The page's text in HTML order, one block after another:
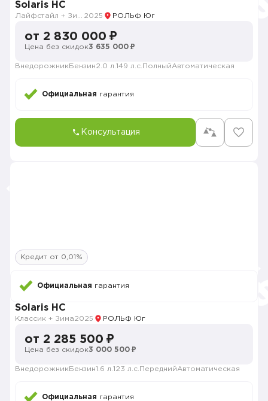
Solaris HC
2025 РОЛЬФ Юг
от 2 830 000 ₽
Цена без скидок3 635 000 ₽
Внедорожник Бензин2.0 л. 149 л.с. ПолныйАвтоматическая
Официальная гарантия
Консультация
Кредит от 0,01%
Официальная гарантия
Solaris HC
Классик + Зима2025 РОЛЬФ Юг
от 2 285 500 ₽
Цена без скидок3 000 500 ₽
Внедорожник Бензин1.6 л. 123 л.с. ПереднийАвтоматическая
Официальная гарантия